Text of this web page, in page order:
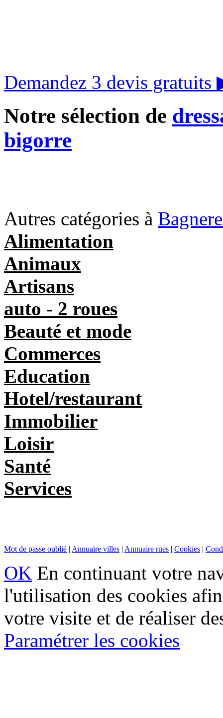
Demandez 3 devis gratuits
Notre sélection de
bigorre
Autres catégories à
Alimentation
Animaux
Artisans
auto - 2 roues
Beauté et mode
Commerces
Education
Hotel/restaurant
Immobilier
Loisir
Santé
Services
Mot de passe oublié | Annuaire villes | Annuaire rues | Cookies |
OK En continuant votre
l'utilisation des cookies
votre visite et de réaliser
Paramétrer les cookies